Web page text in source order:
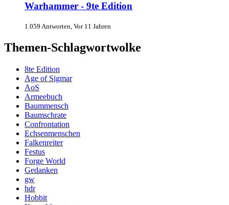
Warhammer - 9te Edition
1.059 Antworten, Vor 11 Jahren
Themen-Schlagwortwolke
8te Edition
Age of Sigmar
AoS
Armeebuch
Baummensch
Baumschrate
Confrontation
Echsenmenschen
Falkenreiter
Festus
Forge World
Gedanken
gw
hdr
Hobbit